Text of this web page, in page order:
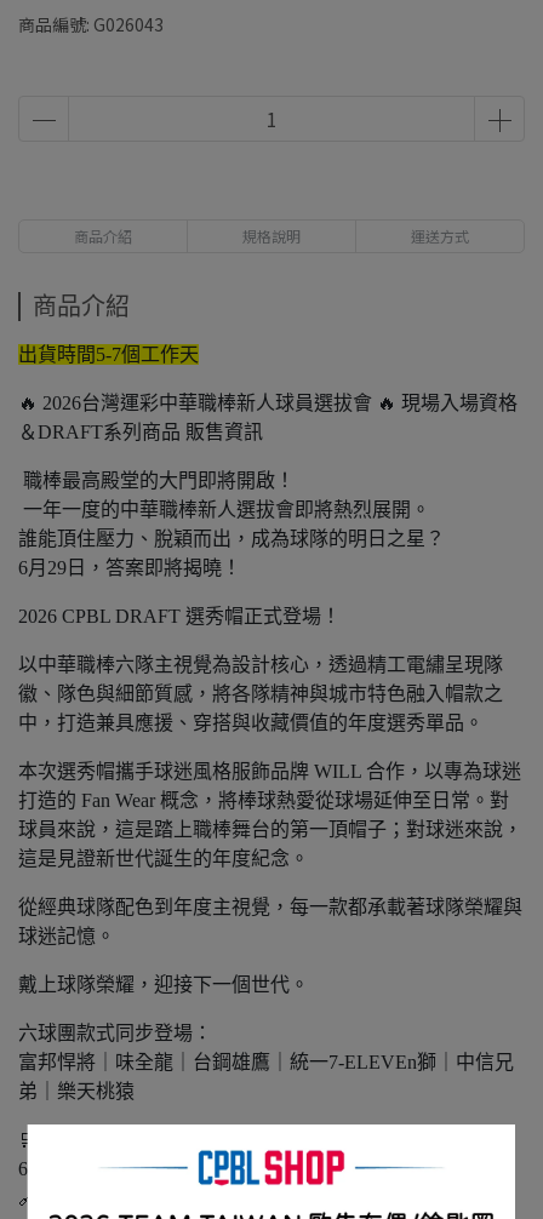
商品編號: G026043
商品介紹 規格說明 運送方式
商品介紹
出貨時間5-7個工作天
🔥 2026台灣運彩中華職棒新人球員選拔會 🔥 現場入場資格
＆DRAFT系列商品 販售資訊
職棒最高殿堂的大門即將開啟！
一年一度的中華職棒新人選拔會即將熱烈展開。
誰能頂住壓力、脫穎而出，成為球隊的明日之星？
6月29日，答案即將揭曉！
2026 CPBL DRAFT 選秀帽正式登場！
以中華職棒六隊主視覺為設計核心，透過精工電繡呈現隊
徽、隊色與細節質感，將各隊精神與城市特色融入帽款之
中，打造兼具應援、穿搭與收藏價值的年度選秀單品。
本次選秀帽攜手球迷風格服飾品牌 WILL 合作，以專為球迷
打造的 Fan Wear 概念，將棒球熱愛從球場延伸至日常。對
球員來說，這是踏上職棒舞台的第一頂帽子；對球迷來說，
這是見證新世代誕生的年度紀念。
從經典球隊配色到年度主視覺，每一款都承載著球隊榮耀與
球迷記憶。
戴上球隊榮耀，迎接下一個世代。
六球團款式同步登場：
富邦悍將｜味全龍｜台鋼雄鷹｜統一7-ELEVEn獅｜中信兄
弟｜樂天桃猿
🛒 CPBL 網路商城｜販售資訊
6/18（四）下午17:00 開賣
🔗 商城連結：